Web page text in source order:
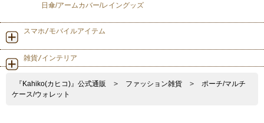
日傘/アームカバー/レイングッズ
スマホ/モバイルアイテム
雑貨/インテリア
『Kahiko(カヒコ)』公式通販 > ファッション雑貨 >
ポーチ/マルチ
ケース/ウォレット